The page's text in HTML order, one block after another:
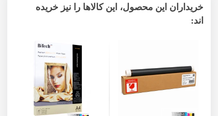
خریداران این محصول، این کالاها را نیز خریده
اند: